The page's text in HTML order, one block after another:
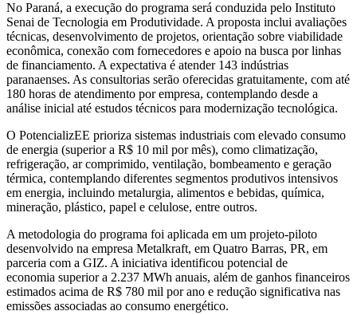
No Paraná, a execução do programa será conduzida pelo Instituto
Senai de Tecnologia em Produtividade. A proposta inclui avaliações
técnicas, desenvolvimento de projetos, orientação sobre viabilidade
econômica, conexão com fornecedores e apoio na busca por linhas
de financiamento. A expectativa é atender 143 indústrias
paranaenses. As consultorias serão oferecidas gratuitamente, com até
180 horas de atendimento por empresa, contemplando desde a
análise inicial até estudos técnicos para modernização tecnológica.
O PotencializEE prioriza sistemas industriais com elevado consumo
de energia (superior a R$ 10 mil por mês), como climatização,
refrigeração, ar comprimido, ventilação, bombeamento e geração
térmica, contemplando diferentes segmentos produtivos intensivos
em energia, incluindo metalurgia, alimentos e bebidas, química,
mineração, plástico, papel e celulose, entre outros.
A metodologia do programa foi aplicada em um projeto-piloto
desenvolvido na empresa Metalkraft, em Quatro Barras, PR, em
parceria com a GIZ. A iniciativa identificou potencial de
economia superior a 2.237 MWh anuais, além de ganhos financeiros
estimados acima de R$ 780 mil por ano e redução significativa nas
emissões associadas ao consumo energético.